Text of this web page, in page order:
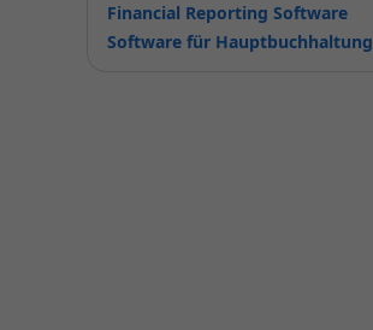
Financial Reporting Software
Software für Hauptbuchhaltung